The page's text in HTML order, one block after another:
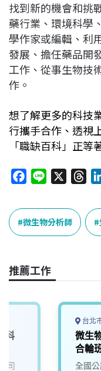
找到新的機會和挑
藥行業、環境科學
學作家或編輯、利
發展、擔任藥品開
工作、從事生物技
作。
想了解更多的科技
行攜手合作、透視
「職缺百科」正等
c
e
b
o
k
n
e
e
a
微生物分析師
推薦工作
科
司
台北
微生
合輪
全國